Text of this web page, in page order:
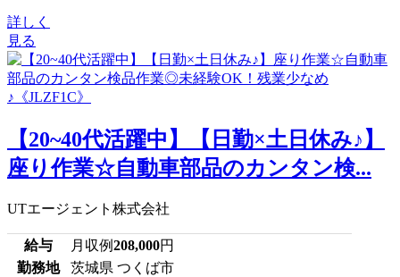
詳しく
見る
【20~40代活躍中】【日勤×土日休み♪】
座り作業☆自動車部品のカンタン検...
UTエージェント株式会社
給与 月収例208,000円
勤務地
茨城県 つくば市